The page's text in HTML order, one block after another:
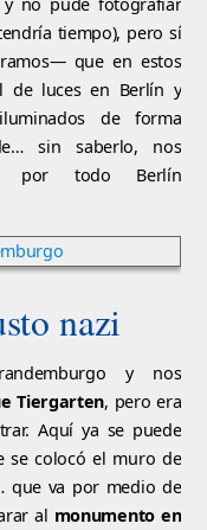
y no pude fotografiar
tiempo), pero sí
que en estos
de luces en Berlín y
de forma
sin saberlo, nos
por todo Berlín
nazi
y nos
Tiergarten, pero era
Aquí ya se puede
se colocó el muro de
que va por medio de
al monumento en